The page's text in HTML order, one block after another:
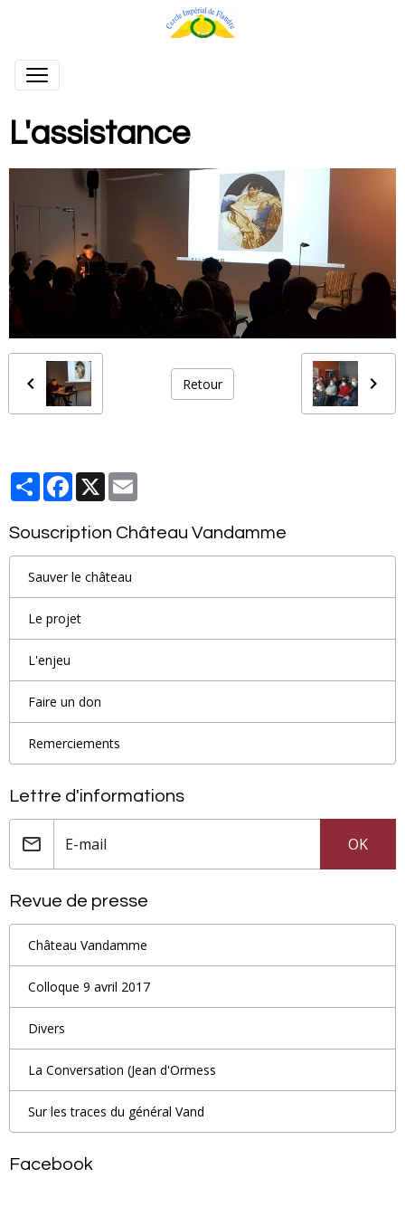
L'assistance
Retour
PartagerFacebook
X
Souscription Château Vandamme
Sauver le château
Le projet
L'enjeu
Faire un don
Remerciements
Lettre d'informations
OK
Revue de presse
Château Vandamme
Colloque 9 avril 2017
Divers
La Conversation (Jean d'Ormess
Sur les traces du général Vand
Facebook